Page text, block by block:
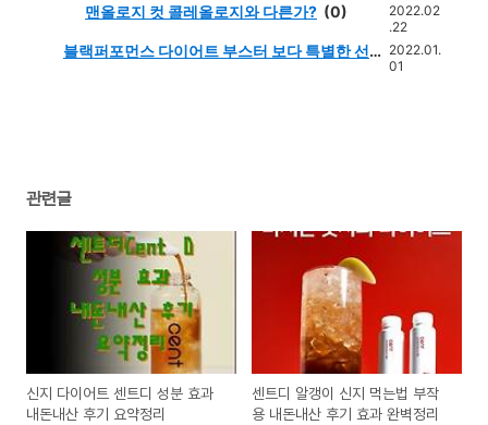
맨올로지 컷 콜레올로지와 다른가? (0)
2022.02
.22
블랙퍼포먼스 다이어트 부스터 보다 특별한 선
2022.01.
01
관련글
신지 다이어트 센트디 성분 효과
내돈내산 후기 요약정리
센트디 알갱이 신지 먹는법 부작
용 내돈내산 후기 효과 완벽정리